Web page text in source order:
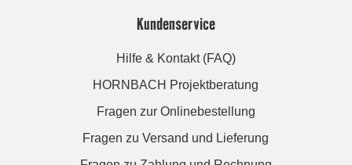
Kundenservice
Hilfe & Kontakt (FAQ)
HORNBACH Projektberatung
Fragen zur Onlinebestellung
Fragen zu Versand und Lieferung